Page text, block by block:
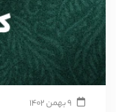
۹ بهمن ۱۴۰۲